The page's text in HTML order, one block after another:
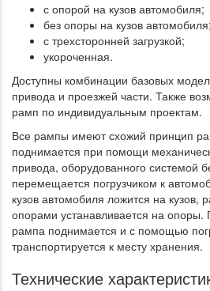
с опорой на кузов автомобиля;
без опоры на кузов автомобиля;
с трехсторонней загрузкой;
укороченная.
Доступны комбинации базовых
привода и проезжей части. Также
рамп по индивидуальным проектам.
Все рампы имеют схожий принцип
поднимается при помощи
привода, оборудованного системой
перемещается погрузчиком к
кузов автомобиля ложится на кузов,
опорами устанавливается на опоры.
рампа поднимается и с помощью
транспортируется к месту хранения.
Технические